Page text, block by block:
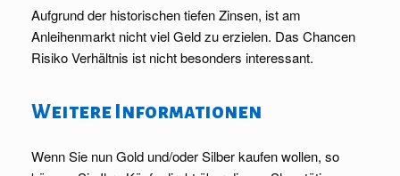
Aufgrund der historischen tiefen Zinsen, ist am
Anleihenmarkt nicht viel Geld zu erzielen. Das Chancen
Risiko Verhältnis ist nicht besonders interessant.
Weitere Informationen
Wenn Sie nun Gold und/oder Silber kaufen wollen, so